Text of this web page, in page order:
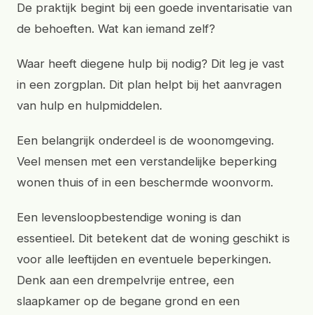
De praktijk begint bij een goede inventarisatie van
de behoeften. Wat kan iemand zelf?
Waar heeft diegene hulp bij nodig? Dit leg je vast
in een zorgplan. Dit plan helpt bij het aanvragen
van hulp en hulpmiddelen.
Een belangrijk onderdeel is de woonomgeving.
Veel mensen met een verstandelijke beperking
wonen thuis of in een beschermde woonvorm.
Een levensloopbestendige woning is dan
essentieel. Dit betekent dat de woning geschikt is
voor alle leeftijden en eventuele beperkingen.
Denk aan een drempelvrije entree, een
slaapkamer op de begane grond en een